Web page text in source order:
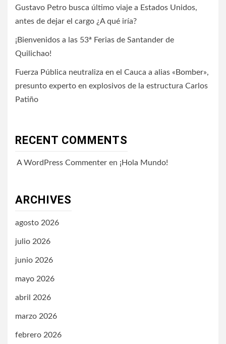
Gustavo Petro busca último viaje a Estados Unidos,
antes de dejar el cargo ¿A qué iría?
¡Bienvenidos a las 53ª Ferias de Santander de
Quilichao!
Fuerza Pública neutraliza en el Cauca a alias «Bomber»,
presunto experto en explosivos de la estructura Carlos
Patiño
RECENT COMMENTS
A WordPress Commenter en ¡Hola Mundo!
ARCHIVES
agosto 2026
julio 2026
junio 2026
mayo 2026
abril 2026
marzo 2026
febrero 2026